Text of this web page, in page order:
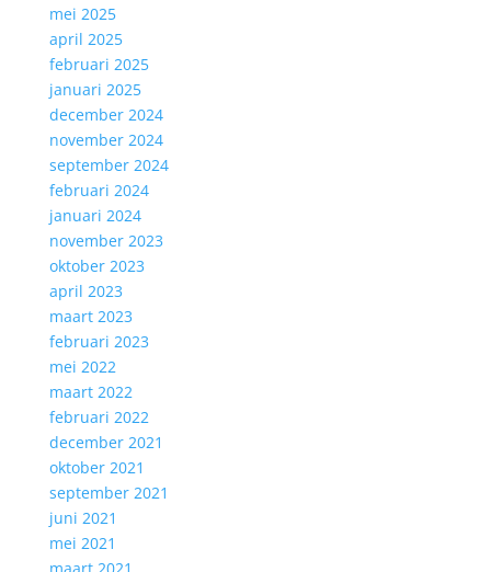
mei 2025
april 2025
februari 2025
januari 2025
december 2024
november 2024
september 2024
februari 2024
januari 2024
november 2023
oktober 2023
april 2023
maart 2023
februari 2023
mei 2022
maart 2022
februari 2022
december 2021
oktober 2021
september 2021
juni 2021
mei 2021